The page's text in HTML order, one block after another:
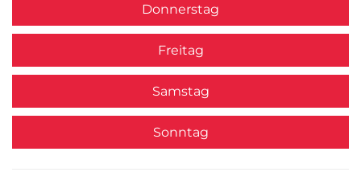
Donnerstag
Freitag
Samstag
Sonntag